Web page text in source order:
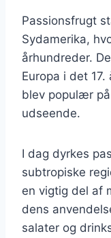
Passionsfrugt
Sydamerika,
århundreder.
Europa i det
blev populær
udseende.
I dag dyrkes
subtropiske
en vigtig del af
dens
salater og